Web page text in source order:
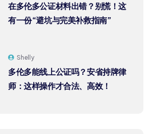
在多伦多公证材料出错？别慌！这
有一份“避坑与完美补救指南”
Shelly
多伦多能线上公证吗？安省持牌律
师：这样操作才合法、高效！